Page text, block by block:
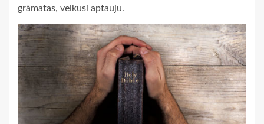
grāmatas, veikusi aptauju.